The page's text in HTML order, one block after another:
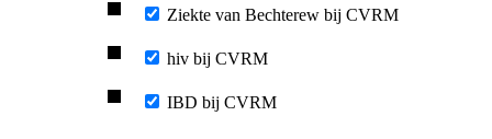
Ziekte van Bechterew bij CVRM
hiv bij CVRM
IBD bij CVRM